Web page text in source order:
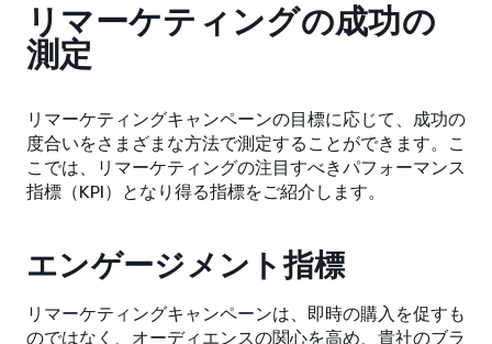
リマーケティングの成功の
測定
リマーケティングキャンペーンの目標に応じて、成功の
度合いをさまざまな方法で測定することができます。こ
こでは、リマーケティングの注目すべきパフォーマンス
指標（KPI）となり得る指標をご紹介します。
エンゲージメント指標
リマーケティングキャンペーンは、即時の購入を促すも
のではなく、オーディエンスの関心を高め、貴社のブラ